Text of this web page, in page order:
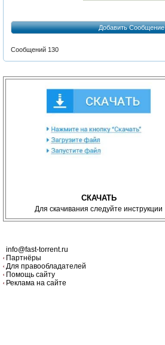
Добавить Сообщение
Сообщений 130
СКАЧАТЬ
Для скачивания следуйте инструкции
info@fast-torrent.ru
Партнёры
Для правообладателей
Помощь сайту
Реклама на сайте